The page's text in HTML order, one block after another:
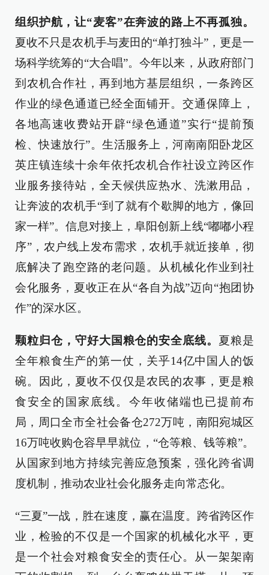
组织护航，让“麦客”在奔波的路上不再孤独。
夏收不只是农机手与麦田的“单打独斗”，更是一
场科学统筹的“大合唱”。今年以来，从政府部门
到农机合作社，再到地方基层组织，一条跨区
作业的绿色通道已经全面铺开。交通保障上，
各地高速收费站开辟“绿色通道”实行“提前预
检、快速放行”。生活服务上，河南南阳卧龙区
英庄镇连续十余年依托农机合作社设立跨区作
业服务接待站，全天候供应热水、洗漱用品，
让奔波的农机手“到了就有个歇脚的地方，像回
家一样”。信息对接上，阜阳创新上线“嘟嘟小程
序”，农户线上发布需求，农机手就近接单，彻
底解决了跑空路的老问题。从机械化作业到社
会化服务，夏收正在从“各自为战”迈向“抱团协
作”的深水区。
颗粒归仓，守好大国粮仓的安全底线。 夏粮是
全年粮食生产的第一仗，关乎14亿中国人的饭
碗。因此，夏收不仅仅是农民的农事，更是粮
食安全的国家底线。今年收储端也已提前布
局，周口全市全社会备仓272万吨，南阳宛城区
16万吨收购仓容早早就位，“仓等粮、钱等粮”。
从国家到地方持续完善应急预案，强化跨省调
度机制，推动农业社会化服务走向常态化。
“三夏”一战，胜在速度，赢在温度。跨省跨区作
业，检验的不仅是一个国家的机械化水平，更
是一个社会对粮食安全的责任心。从一架架南